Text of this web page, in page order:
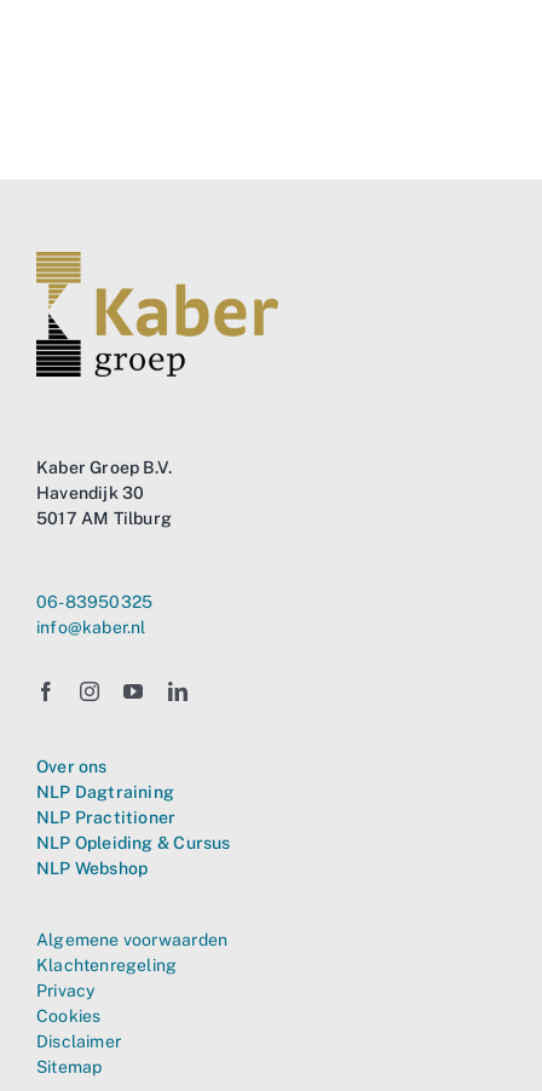
Kaber Groep B.V.
Havendijk 30
5017 AM Tilburg
06-83950325
info@kaber.nl
Over ons
NLP Dagtraining
NLP Practitioner
NLP Opleiding & Cursus
NLP Webshop
Algemene voorwaarden
Klachtenregeling
Privacy
Cookies
Disclaimer
Sitemap